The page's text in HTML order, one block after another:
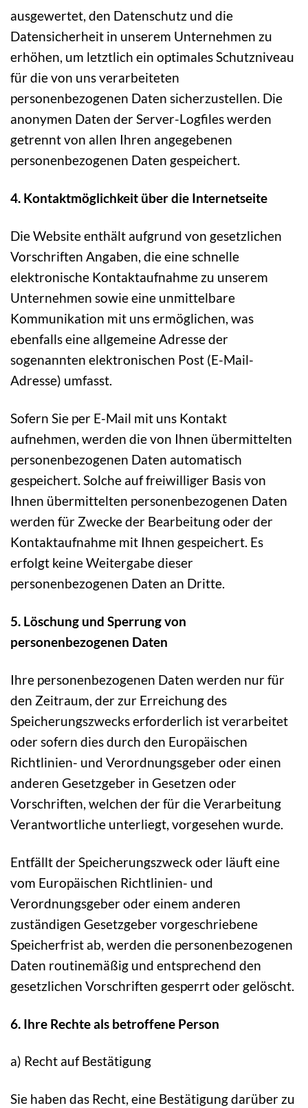
ausgewertet, den Datenschutz und die
Datensicherheit in unserem Unternehmen zu
erhöhen, um letztlich ein optimales Schutzniveau
für die von uns verarbeiteten
personenbezogenen Daten sicherzustellen. Die
anonymen Daten der Server-Logfiles werden
getrennt von allen Ihren angegebenen
personenbezogenen Daten gespeichert.
4. Kontaktmöglichkeit über die Internetseite
Die Website enthält aufgrund von gesetzlichen
Vorschriften Angaben, die eine schnelle
elektronische Kontaktaufnahme zu unserem
Unternehmen sowie eine unmittelbare
Kommunikation mit uns ermöglichen, was
ebenfalls eine allgemeine Adresse der
sogenannten elektronischen Post (E-Mail-
Adresse) umfasst.
Sofern Sie per E-Mail mit uns Kontakt
aufnehmen, werden die von Ihnen übermittelten
personenbezogenen Daten automatisch
gespeichert. Solche auf freiwilliger Basis von
Ihnen übermittelten personenbezogenen Daten
werden für Zwecke der Bearbeitung oder der
Kontaktaufnahme mit Ihnen gespeichert. Es
erfolgt keine Weitergabe dieser
personenbezogenen Daten an Dritte.
5. Löschung und Sperrung von
personenbezogenen Daten
Ihre personenbezogenen Daten werden nur für
den Zeitraum, der zur Erreichung des
Speicherungszwecks erforderlich ist verarbeitet
oder sofern dies durch den Europäischen
Richtlinien- und Verordnungsgeber oder einen
anderen Gesetzgeber in Gesetzen oder
Vorschriften, welchen der für die Verarbeitung
Verantwortliche unterliegt, vorgesehen wurde.
Entfällt der Speicherungszweck oder läuft eine
vom Europäischen Richtlinien- und
Verordnungsgeber oder einem anderen
zuständigen Gesetzgeber vorgeschriebene
Speicherfrist ab, werden die personenbezogenen
Daten routinemäßig und entsprechend den
gesetzlichen Vorschriften gesperrt oder gelöscht.
6. Ihre Rechte als betroffene Person
a) Recht auf Bestätigung
Sie haben das Recht, eine Bestätigung darüber zu